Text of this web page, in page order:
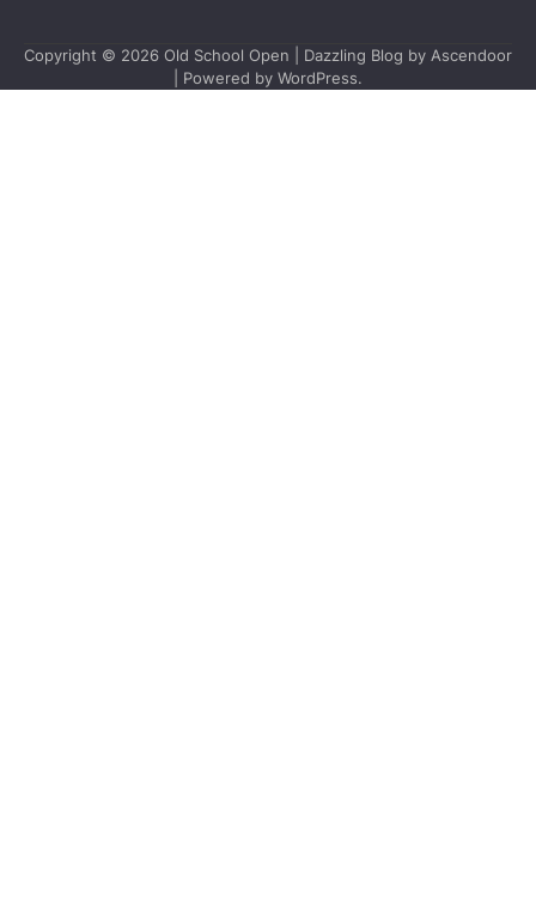
Copyright © 2026 Old School Open | Dazzling Blog by Ascendoor
| Powered by WordPress.